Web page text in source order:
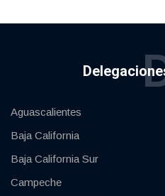
Aguascalientes
Baja California
Baja California Sur
Campeche